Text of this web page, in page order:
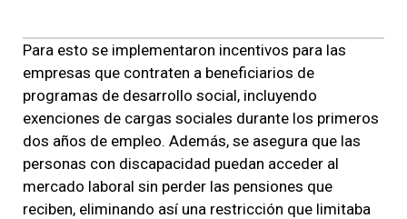
Para esto se implementaron incentivos para las
empresas que contraten a beneficiarios de
programas de desarrollo social, incluyendo
exenciones de cargas sociales durante los primeros
dos años de empleo. Además, se asegura que las
personas con discapacidad puedan acceder al
mercado laboral sin perder las pensiones que
reciben, eliminando así una restricción que limitaba